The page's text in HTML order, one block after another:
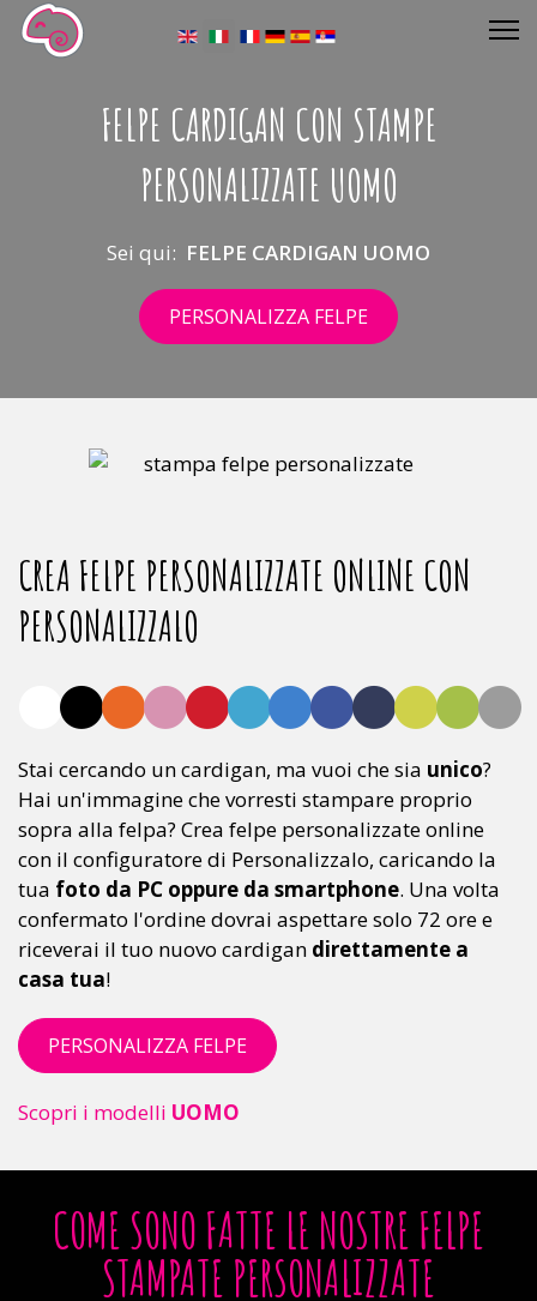
Seleziona la tua lingua
FELPE CARDIGAN CON STAMPE
PERSONALIZZATE UOMO
Sei qui: FELPE CARDIGAN UOMO
PERSONALIZZA FELPE
CREA FELPE PERSONALIZZATE ONLINE CON
PERSONALIZZALO
fa
fa-
fa
fa-
circle
fa
fa-
fa
fa-
circle
fa
fa-
circle
fa
fa-
fa
fa-
circle
fa
fa-
circle
fa
fa-
circle
fa
fa-
circle
fa
fa-
circle
Stai cercando un cardigan, ma vuoi che sia unico?
Hai un'immagine che vorresti stampare proprio
sopra alla felpa? Crea felpe personalizzate online
con il configuratore di Personalizzalo, caricando la
tua foto da PC oppure da smartphone. Una volta
confermato l'ordine dovrai aspettare solo 72 ore e
riceverai il tuo nuovo cardigan direttamente a
casa tua!
PERSONALIZZA FELPE
Scopri i modelli UOMO
COME SONO FATTE LE NOSTRE FELPE
STAMPATE PERSONALIZZATE